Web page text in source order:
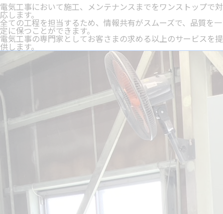
電気工事において施工、メンテナンスまでをワンストップで対
応します。
全ての工程を担当するため、情報共有がスムーズで、品質を一
定に保つことができます。
電気工事の専門家としてお客さまの求める以上のサービスを提
供します。